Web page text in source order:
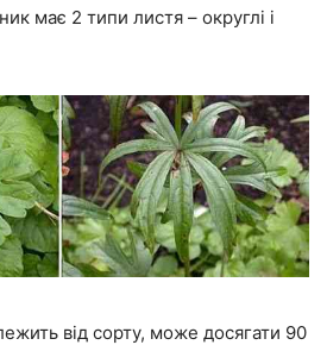
має 2 типи листя – округлі і
від сорту, може досягати 90